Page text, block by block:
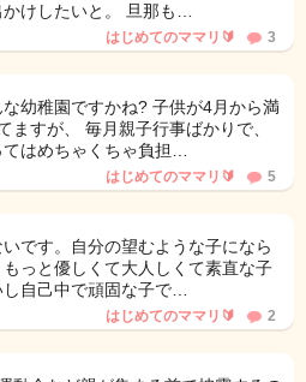
けしたいと。 旦那も…
はじめてのママリ🔰 3
幼稚園ですかね? 子供が4月から満
ますが、 毎月親子行事ばかりで、
はめちゃくちゃ負担…
はじめてのママリ🔰 5
です。自分の望むような子になら
っと優しくて大人しくて素直な子
自己中で頑固な子で…
はじめてのママリ🔰 2